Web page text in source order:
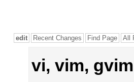
edit Recent Changes Find Page All
vi, vim, gvim